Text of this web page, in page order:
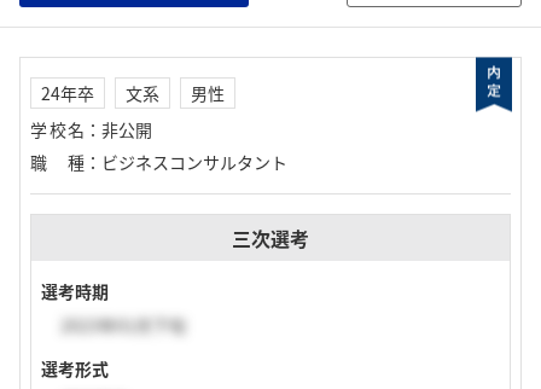
24年卒 文系
男性
学校名 ： 非公開
職種 ： ビジネスコンサルタント
三次選考
選考時期
2023年01月下旬
選考形式